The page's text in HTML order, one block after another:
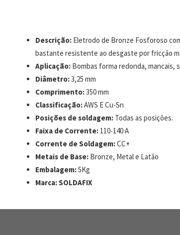
Descrição:Eletrodo de Bronze Fosforoso
bastante resistente ao desgaste por fricção
Aplicação: Bombas forma redonda, mancais,
Diâmetro:3,25 mm
Comprimento:350 mm
Classificação:AWS E Cu-Sn
Posições de soldagem:Todas as posições.
Faixa de Corrente:110-140 A
Corrente de Soldagem:CC+
Metais de Base:Bronze, Metal e Latão
Embalagem:5Kg
Marca:SOLDAFIX